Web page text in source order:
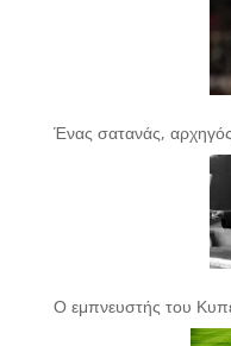
Ένας σατανάς,
Ο εμπνευστής του